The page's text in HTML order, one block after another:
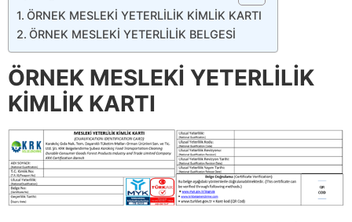
ÖRNEK MESLEKİ YETERLİLİK KİMLİK KARTI
ÖRNEK MESLEKİ YETERLİLİK BELGESİ
ÖRNEK MESLEKİ YETERLİLİK
KİMLİK KARTI